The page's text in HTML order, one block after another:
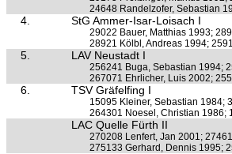
24648 Randelzofer, Sebastian
4. StG Ammer-Isar-Loisach I
29022 Bauer, Matthias 1993;
28921 Kölbl, Andreas 1994;
5. LAV Neustadt I
256241 Buga, Sebastian 1994;
267071 Ehrlicher, Luis 2002;
6. TSV Gräfelfing I
15095 Kleiner, Sebastian 1984;
264301 Noesel, Christian 1986;
LAC Quelle Fürth II
270208 Lenfert, Jan 2001;
275133 Gerhard, Dennis 1995;